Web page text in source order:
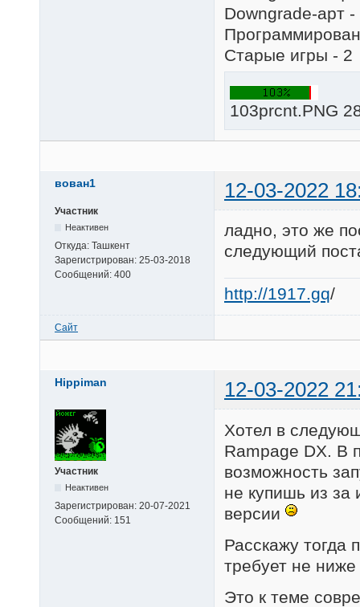
Downgrade-арт -
Старые игры - 2
103prcnt.PNG
вован1 12-03-2022
Участник
Неактивен
Откуда: Ташкент
Зарегистрирован: 25-03-2018
Сообщений: 400
ладно, это же
следующий
http://1917.gq/
Сайт
Hippiman 12-03-2022
Участник
Неактивен
Зарегистрирован: 20-07-2021
Сообщений: 151
Хотел в
Rampage DX. В
возможность
не купишь из за
версии
Расскажу тогда
требует не ниже
Это к теме